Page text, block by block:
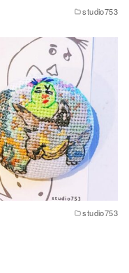
studio753
studio753